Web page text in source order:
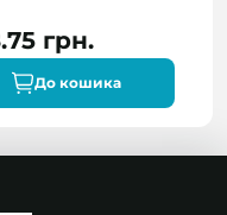
грн.
До кошика